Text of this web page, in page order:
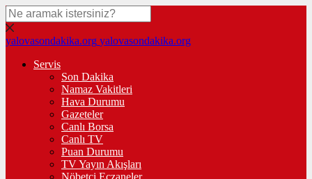
yalovasondakika.org yalovasondakika.org
Servis
Son Dakika
Namaz Vakitleri
Hava Durumu
Gazeteler
Canlı Borsa
Canlı TV
Puan Durumu
TV Yayın Akışları
Nöbetçi Eczaneler